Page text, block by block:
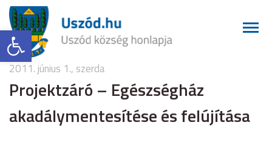
Eszköztár megnyitása
2011. június 1., szerda
Projektzáró – Egészségház
akadálymentesítése és felújítása